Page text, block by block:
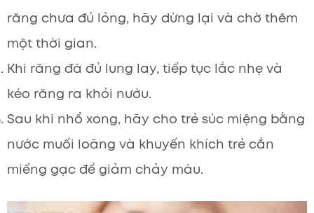
răng chưa đủ lỏng, hãy dừng lại và chờ thêm
một thời gian.
Khi răng đã đủ lung lay, tiếp tục lắc nhẹ và
kéo răng ra khỏi nướu.
Sau khi nhổ xong, hãy cho trẻ súc miệng bằng
nước muối loãng và khuyến khích trẻ cắn
miếng gạc để giảm chảy máu.